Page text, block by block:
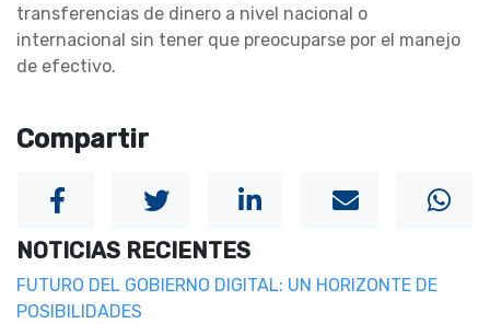
transferencias de dinero a nivel nacional o
internacional sin tener que preocuparse por el manejo
de efectivo.
Compartir
NOTICIAS RECIENTES
FUTURO DEL GOBIERNO DIGITAL: UN HORIZONTE DE
POSIBILIDADES